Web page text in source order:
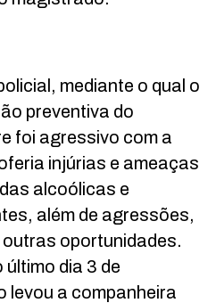
mediante o qual o
preventiva do
foi agressivo com a
injúrias e ameaças
alcoólicas e
além de agressões,
oportunidades.
último dia 3 de
levou a companheira